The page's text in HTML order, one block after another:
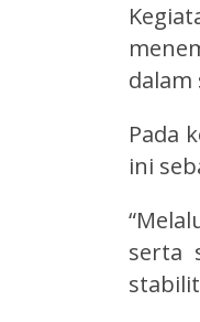
Pada
ini
serta